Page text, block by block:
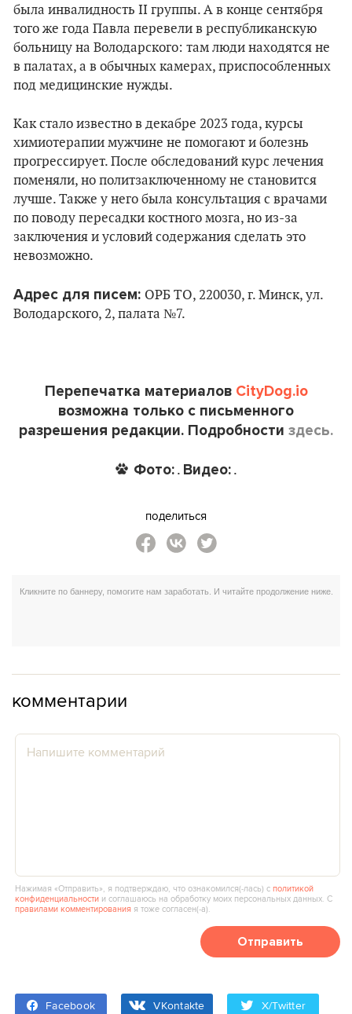
была инвалидность ІІ группы. А в конце сентября
того же года Павла перевели в республиканскую
больницу на Володарского: там люди находятся не
в палатах, а в обычных камерах, приспособленных
под медицинские нужды.
Как стало известно в декабре 2023 года, курсы
химиотерапии мужчине не помогают и болезнь
прогрессирует. После обследований курс лечения
поменяли, но политзаключенному не становится
лучше. Также у него была консультация с врачами
по поводу пересадки костного мозга, но из-за
заключения и условий содержания сделать это
невозможно.
Адрес для писем: ОРБ ТО, 220030, г. Минск, ул.
Володарского, 2, палата №7.
Перепечатка материалов CityDog.io
возможна только с письменного
разрешения редакции. Подробности здесь.
Фото:. Видео:.
поделиться
комментарии
Нажимая «Отправить», я подтверждаю, что ознакомился(‑лась) сполитикой
конфиденциальности и соглашаюсь на обработку моих персональных данных. С
правилами комментирования я тоже согласен(‑а).
Отправить
Facebook VKontakte X/Twitter